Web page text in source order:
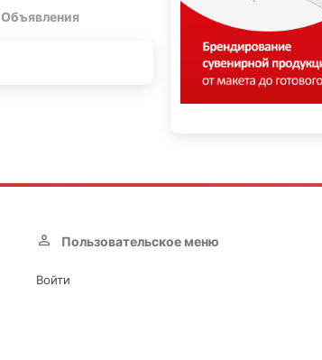
Объявления
Пользовательское меню
Войти